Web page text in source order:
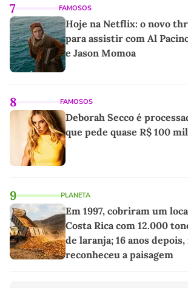
7 FAMOSOS
Hoje na Netflix: o novo
para assistir com Al
e Jason Momoa
8 FAMOSOS
Deborah Secco é
que pede quase R$ 100
9 PLANETA
Em 1997, cobriram um
Costa Rica com 12.000
de laranja; 16 anos
reconheceu a paisagem